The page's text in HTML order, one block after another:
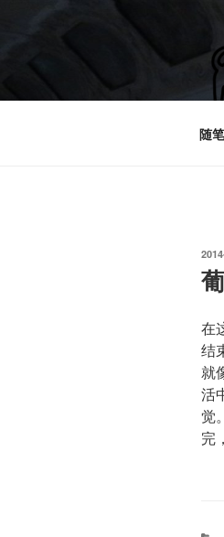
随笔
发
布
于
在
结
就
活
觉
完